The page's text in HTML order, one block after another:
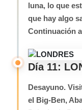
luna, lo que
que hay algo
Continuación
Día 11:
Desayuno.
el Big-Ben,